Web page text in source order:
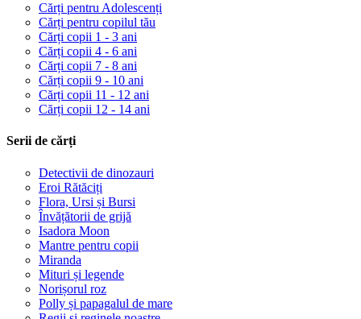
Cărți pentru Adolescenți
Cărți pentru copilul tău
Cărți copii 1 - 3 ani
Cărți copii 4 - 6 ani
Cărți copii 7 - 8 ani
Cărți copii 9 - 10 ani
Cărți copii 11 - 12 ani
Cărți copii 12 - 14 ani
Serii de cărți
Detectivii de dinozauri
Eroi Rătăciți
Flora, Ursi și Bursi
Învățătorii de grijă
Isadora Moon
Mantre pentru copii
Miranda
Mituri și legende
Norișorul roz
Polly și papagalul de mare